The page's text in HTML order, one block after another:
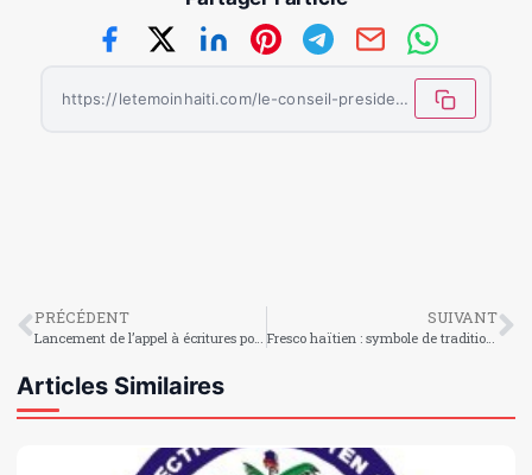
https://letemoinhaiti.com/le-conseil-presidentiel-de-transition-confronte-a-une-profonde-incertitude/
PRÉCÉDENT SUIVANT
Fresco haïtien : symbole de tradition, de convivialité et de prospérité
Articles Similaires